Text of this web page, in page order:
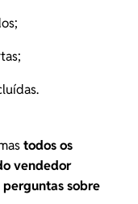
todos os
vendedor
sobre